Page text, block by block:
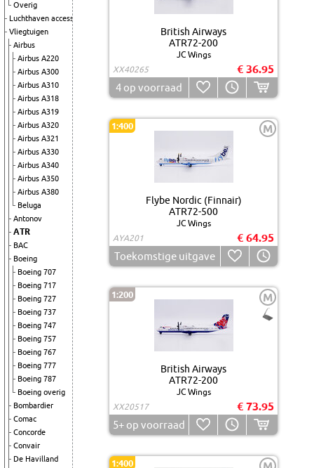
Overig
Luchthaven accessoires
Vliegtuigen
Airbus
Airbus A220
Airbus A300
Airbus A310
Airbus A318
Airbus A319
Airbus A320
Airbus A321
Airbus A330
Airbus A340
Airbus A350
Airbus A380
Beluga
Antonov
ATR
BAC
Boeing
Boeing 707
Boeing 717
Boeing 727
Boeing 737
Boeing 747
Boeing 757
Boeing 767
Boeing 777
Boeing 787
Boeing overig
Bombardier
Comac
Concorde
Convair
De Havilland
British Airways
ATR72-200
JC Wings
XX40265
€ 36.95
4 op voorraad
1:400 M
Flybe Nordic (Finnair)
ATR72-500
JC Wings
AYA201
€ 64.95
Toekomstige uitgave
1:200 M
British Airways
ATR72-200
JC Wings
XX20517
€ 73.95
5+ op voorraad
1:400